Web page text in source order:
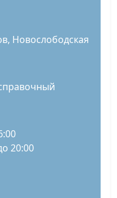
Новослободская
20:00